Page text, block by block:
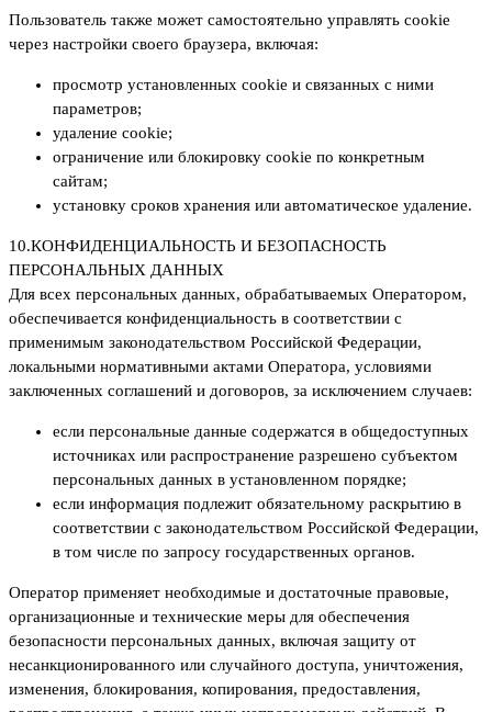
Пользователь также может самостоятельно управлять cookie
через настройки своего браузера, включая:
просмотр установленных cookie и связанных с ними
параметров;
удаление cookie;
ограничение или блокировку cookie по конкретным
сайтам;
установку сроков хранения или автоматическое удаление.
10.КОНФИДЕНЦИАЛЬНОСТЬ И БЕЗОПАСНОСТЬ
ПЕРСОНАЛЬНЫХ ДАННЫХ
Для всех персональных данных, обрабатываемых Оператором,
обеспечивается конфиденциальность в соответствии с
применимым законодательством Российской Федерации,
локальными нормативными актами Оператора, условиями
заключенных соглашений и договоров, за исключением случаев:
если персональные данные содержатся в общедоступных
источниках или распространение разрешено субъектом
персональных данных в установленном порядке;
если информация подлежит обязательному раскрытию в
соответствии с законодательством Российской Федерации,
в том числе по запросу государственных органов.
Оператор применяет необходимые и достаточные правовые,
организационные и технические меры для обеспечения
безопасности персональных данных, включая защиту от
несанкционированного или случайного доступа, уничтожения,
изменения, блокирования, копирования, предоставления,